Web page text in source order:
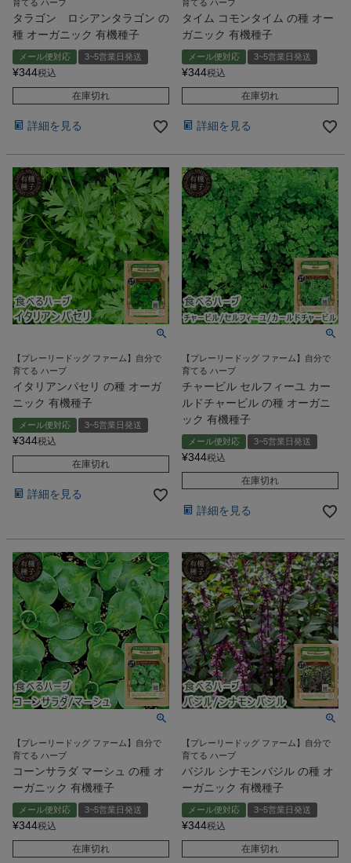
育てる ハーブ
タラゴン ロシアンタラゴン の
種 オーガニック 有機種子
メール便対応 3~5営業日発送
¥344税込
在庫切れ
詳細を見る
育てる ハーブ
タイム コモンタイム の種 オー
ガニック 有機種子
メール便対応 3~5営業日発送
¥344税込
在庫切れ
詳細を見る
【プレーリードッグ ファーム】自分で
育てる ハーブ
イタリアンパセリ の種 オーガ
ニック 有機種子
メール便対応 3~5営業日発送
¥344税込
在庫切れ
詳細を見る
【プレーリードッグ ファーム】自分で
育てる ハーブ
チャービル セルフィーユ カー
ルドチャービル の種 オーガニ
ック 有機種子
メール便対応 3~5営業日発送
¥344税込
在庫切れ
詳細を見る
【プレーリードッグ ファーム】自分で
育てる ハーブ
コーンサラダ マーシュ の種 オ
ーガニック 有機種子
メール便対応 3~5営業日発送
¥344税込
在庫切れ
【プレーリードッグ ファーム】自分で
育てる ハーブ
バジル シナモンバジル の種 オ
ーガニック 有機種子
メール便対応 3~5営業日発送
¥344税込
在庫切れ